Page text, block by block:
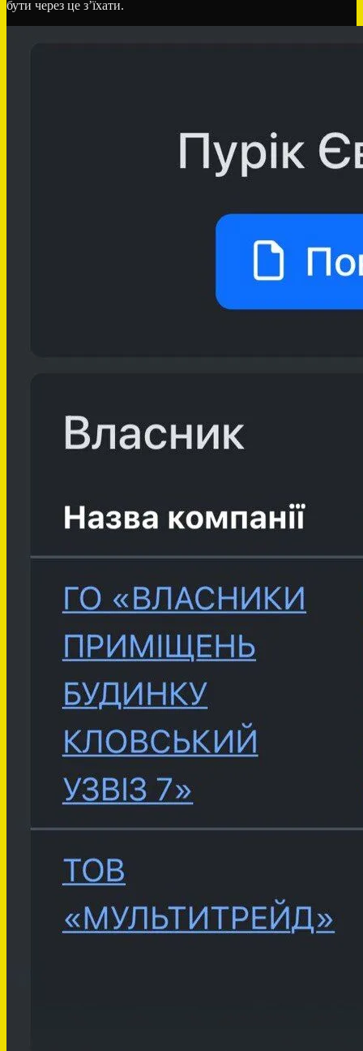
бути через це з’їхати.